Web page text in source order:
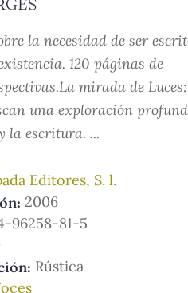
la necesidad de ser
120 páginas de
mirada de Luces:
una exploración
la escritura. ...
Editores, S. l.
2006
96258-81-5
Rústica